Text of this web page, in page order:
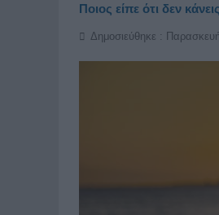
Ποιος είπε ότι δεν
Δημοσιεύθηκε :